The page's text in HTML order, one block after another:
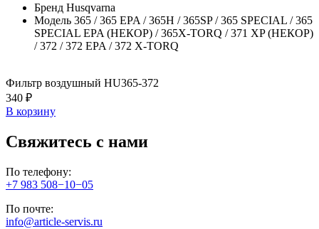
Бренд Husqvarna
Модель 365 / 365 EPA / 365H / 365SP / 365 SPECIAL / 365
SPECIAL EPA (НЕКОР) / 365X-TORQ / 371 XP (НЕКОР)
/ 372 / 372 EPA / 372 X-TORQ
Фильтр воздушный HU365-372
340 ₽
В корзину
Свяжитесь с нами
По телефону:
+7 983 508−10−05
По почте:
info@article-servis.ru